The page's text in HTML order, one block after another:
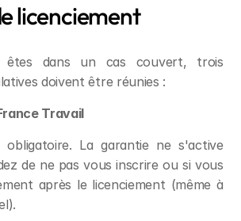
licenciement
êtes dans un cas couvert, trois
doivent être réunies :
Travail
obligatoire. La garantie ne s'active
de ne pas vous inscrire ou si vous
après le licenciement (même à